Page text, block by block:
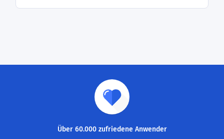
Über 60.000 zufriedene Anwender